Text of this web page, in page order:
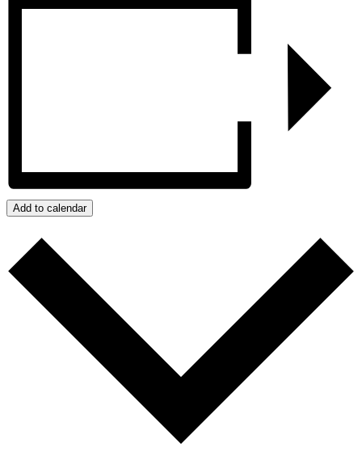
Add to calendar